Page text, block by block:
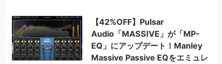
【42%OFF】Pulsar
Audio「MASSIVE」が「MP-
EQ」にアップデート！Manley
Massive Passive EQをエミュレ